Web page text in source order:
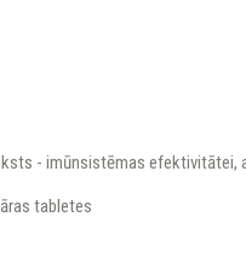
- imūnsistēmas efektivitātei,
tabletes